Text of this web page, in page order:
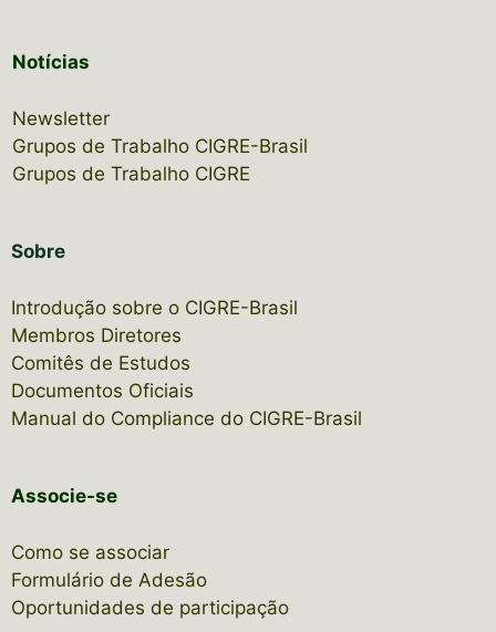
Notícias
Newsletter
Grupos de Trabalho CIGRE-Brasil
Grupos de Trabalho CIGRE
Sobre
Introdução sobre o CIGRE-Brasil
Membros Diretores
Comitês de Estudos
Documentos Oficiais
Manual do Compliance do CIGRE-Brasil
Associe-se
Como se associar
Formulário de Adesão
Oportunidades de participação